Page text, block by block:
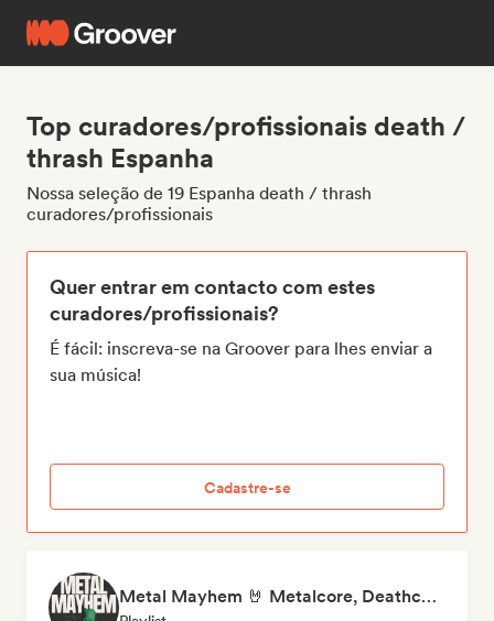
Top curadores/profissionais death /
thrash Espanha
Nossa seleção de 19 Espanha death / thrash
curadores/profissionais
Quer entrar em contacto com estes
curadores/profissionais?
É fácil: inscreva-se na Groover para lhes enviar a
sua música!
Cadastre-se
Metal Mayhem 🤘 Metalcore, Deathcore & Progressive Metal